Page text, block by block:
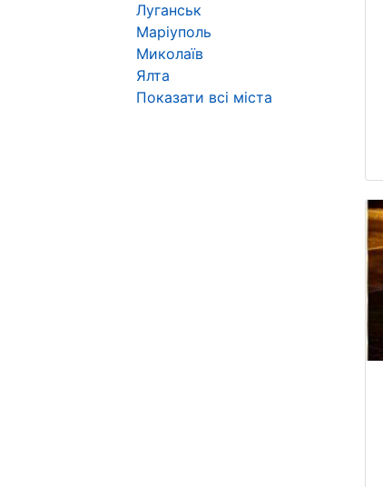
Луганськ
Маріуполь
Миколаїв
Ялта
Показати всі міста